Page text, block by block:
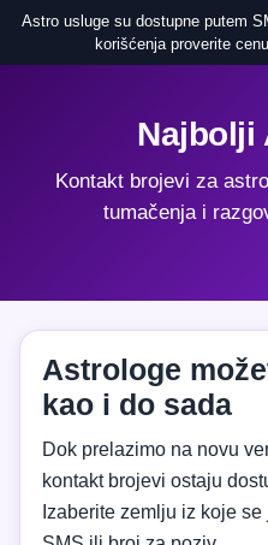
Astro usluge su dostupne putem
korišćenja proverite
Najbolji
Kontakt brojevi za
tumačenja i
Astrologe
kao i do sada
Dok prelazimo na novu
kontakt brojevi ostaju
Izaberite zemlju iz koje